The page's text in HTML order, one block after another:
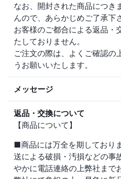
なお、開封された商品につき
んので、あらかじめご了承下
お客様のご都合による返品・
たしておりません。
ご注文の際は、よくご確認の
うお願いいたします。
メッセージ
返品・交換について
【商品について】
■商品には万全を期しており
送による破損・汚損などの事
やかに電話連絡の上弊社まで